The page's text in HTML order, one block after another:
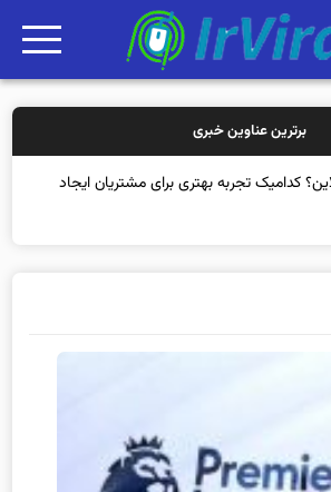
برترین عناوین خبری
کدامیک تجربه بهتری برای مشتریان ایجاد